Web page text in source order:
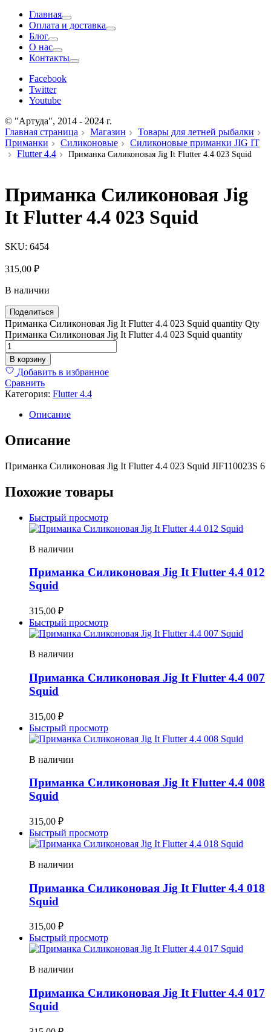
Главная
Оплата и доставка
Блог
О нас
Контакты
Facebook
Twitter
Youtube
© "Артуда", 2014 - 2024 г.
Главная страница
Магазин
Товары для летней рыбалки
Приманки
Силиконовые
Силиконовые приманки JIG IT
Flutter 4.4
Приманка Силиконовая Jig It Flutter 4.4 023 Squid
Приманка Силиконовая Jig
It Flutter 4.4 023 Squid
SKU: 6454
315,00 ₽
В наличии
Поделиться
Приманка Силиконовая Jig It Flutter 4.4 023 Squid quantity Qty
Приманка Силиконовая Jig It Flutter 4.4 023 Squid quantity
В корзину
Добавить в избранное
Сравнить
Категория: Flutter 4.4
Описание
Описание
Приманка Силиконовая Jig It Flutter 4.4 023 Squid JIF110023S 6
Похожие товары
Быстрый просмотр
В наличии
Приманка Силиконовая Jig It Flutter 4.4 012
Squid
315,00 ₽
Быстрый просмотр
В наличии
Приманка Силиконовая Jig It Flutter 4.4 007
Squid
315,00 ₽
Быстрый просмотр
В наличии
Приманка Силиконовая Jig It Flutter 4.4 008
Squid
315,00 ₽
Быстрый просмотр
В наличии
Приманка Силиконовая Jig It Flutter 4.4 018
Squid
315,00 ₽
Быстрый просмотр
В наличии
Приманка Силиконовая Jig It Flutter 4.4 017
Squid